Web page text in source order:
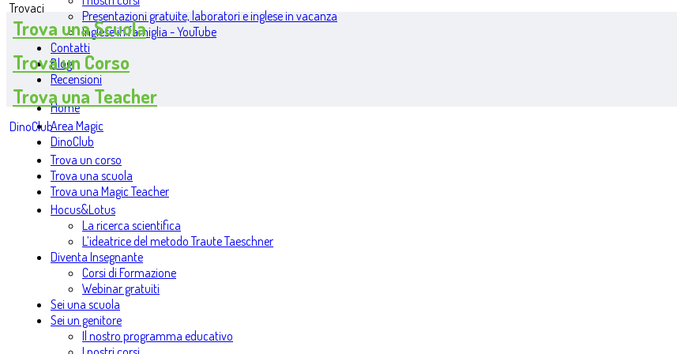
Presentazioni gratuite, laboratori e inglese in vacanza
Inglese in famiglia - YouTube
Contatti
Blog
Recensioni
Home
Area Magic
DinoClub
Trova un corso
Trova una scuola
Trova una Magic Teacher
Hocus&Lotus
La ricerca scientifica
L’ideatrice del metodo Traute Taeschner
Diventa Insegnante
Corsi di Formazione
Webinar gratuiti
Sei una scuola
Sei un genitore
Il nostro programma educativo
Trovaci
Trova una Scuola
Trova un Corso
Trova una Teacher
DinoClub